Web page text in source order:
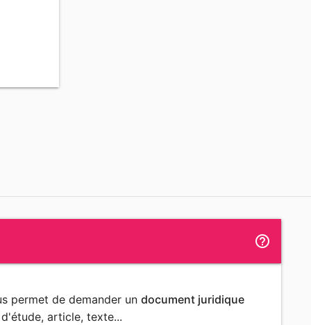
help_outline
permet de demander undocument juridique
article, texte...